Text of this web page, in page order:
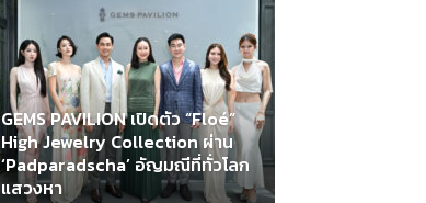
GEMS PAVILION เปิดตัว “Floé”
High Jewelry Collection ผ่าน
‘Padparadscha’ อัญมณีที่ทั่วโลก
แสวงหา